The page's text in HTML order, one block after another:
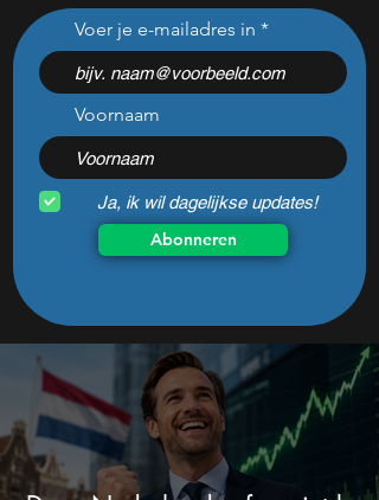
S&P 500 op record, maar
Michael Burry waarschuwt
voor crash zoals in 1987
Voer je e-mailadres in
Voornaam
Ja, ik wil dagelijkse updates!
Abonneren